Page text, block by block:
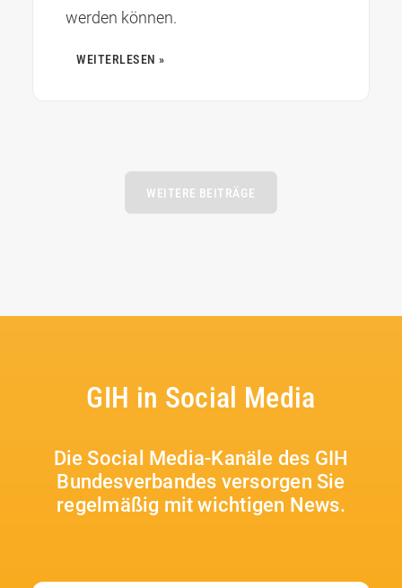
werden können.
WEITERLESEN »
WEITERE BEITRÄGE
GIH in Social Media
Die Social Media-Kanäle des GIH
Bundesverbandes versorgen Sie
regelmäßig mit wichtigen News.